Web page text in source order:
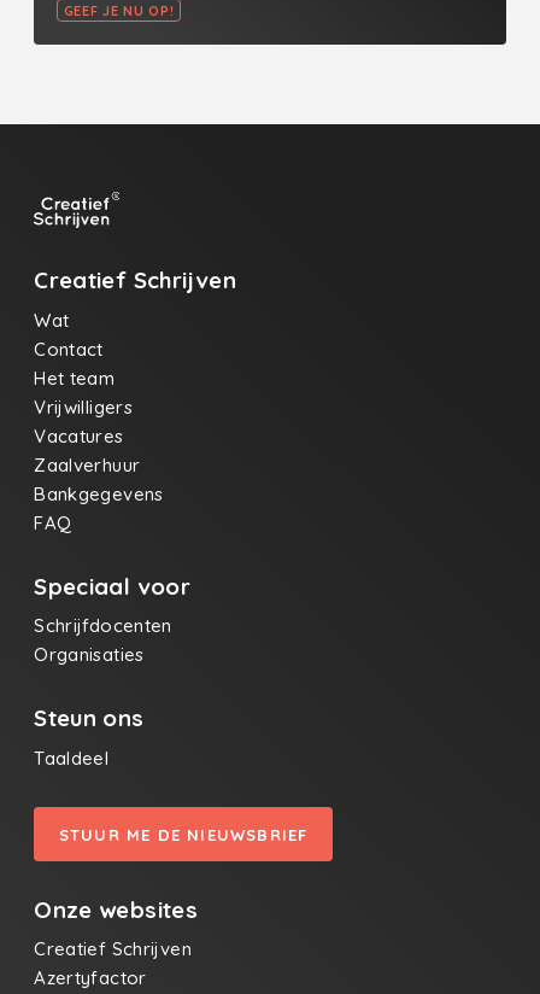
GEEF JE NU OP!
Creatief Schrijven
Wat
Contact
Het team
Vrijwilligers
Vacatures
Zaalverhuur
Bankgegevens
FAQ
Speciaal voor
Schrijfdocenten
Organisaties
Steun ons
Taaldeel
STUUR ME DE NIEUWSBRIEF
Onze websites
Creatief Schrijven
Azertyfactor